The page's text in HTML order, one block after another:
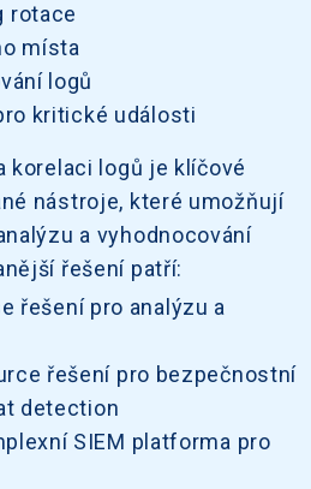
rotace
místa
logů
kritické události
korelaci logů je klíčové
nástroje, které umožňují
a vyhodnocování
řešení patří:
řešení pro analýzu a
řešení pro bezpečnostní
detection
SIEM platforma pro